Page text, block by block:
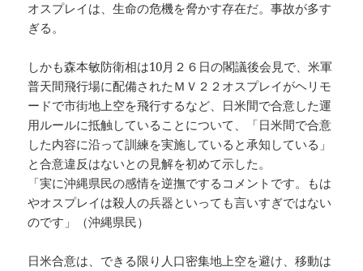
オスプレイは、生命の危機を脅かす存在だ。事故が多す
ぎる。
しかも森本敏防衛相は10月２６日の閣議後会見で、米軍
普天間飛行場に配備されたＭＶ２２オスプレイがヘリモ
ードで市街地上空を飛行するなど、日米間で合意した運
用ルールに抵触していることについて、「日米間で合意
した内容に沿って訓練を実施していると承知している」
と合意違反はないとの見解を初めて示した。
「実に沖縄県民の感情を逆撫でするコメントです。もは
やオスプレイは殺人の兵器といっても言いすぎではない
のです」（沖縄県民）
日米合意は、できる限り人口密集地上空を避け、移動は